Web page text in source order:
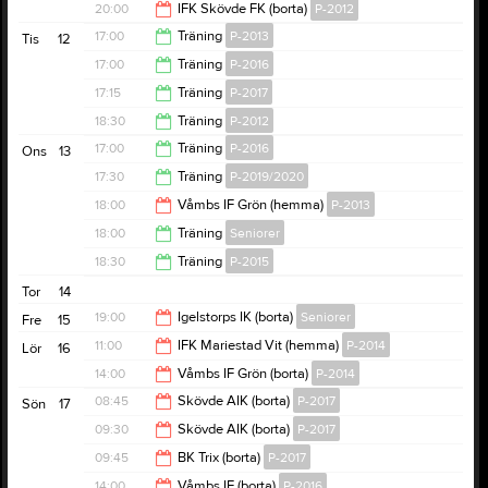
19:30
20:00
20:00 IFK Skövde FK (borta) P-2012
22:00
12
Tis 17:00 Träning P-2013
18:30
17:00 Träning P-2016
18:30
17:15 Träning P-2017
18:30
18:30 Träning P-2012
19:30
13
Ons 17:00 Träning P-2016
18:30
17:30 Träning P-2019/2020
18:30
18:00 Våmbs IF Grön (hemma) P-2013
20:00
18:00 Träning Seniorer
18:30 Träning P-2015
20:00
14
Tor
15
Fre 19:00 Igelstorps IK (borta) Seniorer
21:00
16
Lör 11:00 IFK Mariestad Vit (hemma) P-2014
13:00
14:00 Våmbs IF Grön (borta) P-2014
16:00
17
Sön 08:45 Skövde AIK (borta) P-2017
13:30
09:30 Skövde AIK (borta) P-2017
14:00
09:45 BK Trix (borta) P-2017